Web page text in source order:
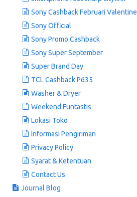
Sony Cashback Februari Valentine
Sony Official
Sony Promo Cashback
Sony Super September
Super Brand Day
TCL Cashback P635
Washer & Dryer
Weekend Funtastis
Lokasi Toko
Informasi Pengiriman
Privacy Policy
Syarat & Ketentuan
Contact Us
Journal Blog